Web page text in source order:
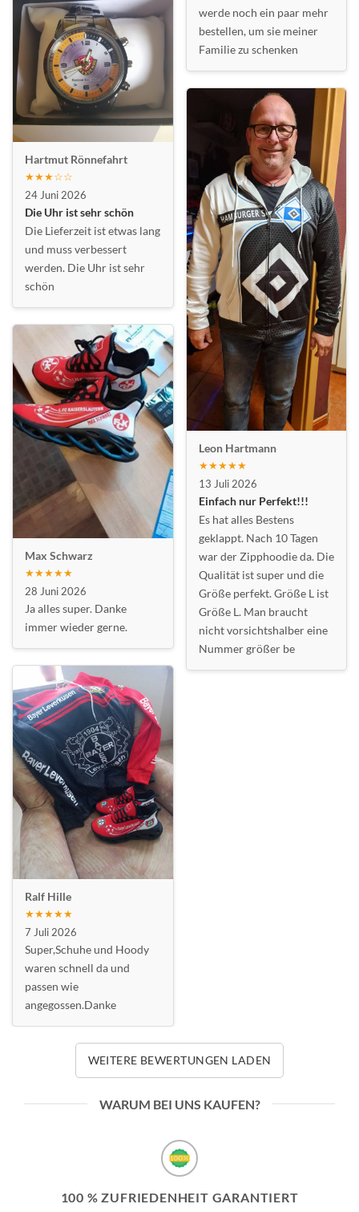
Hartmut Rönnefahrt
★★★☆☆
24 Juni 2026
Die Uhr ist sehr schön
Die Lieferzeit ist etwas lang
und muss verbessert
werden. Die Uhr ist sehr
schön
Max Schwarz
★★★★★
28 Juni 2026
Ja alles super. Danke
immer wieder gerne.
Ralf Hille
★★★★★
7 Juli 2026
Super,Schuhe und Hoody
waren schnell da und
passen wie
angegossen.Danke
werde noch ein paar mehr
bestellen, um sie meiner
Familie zu schenken
Leon Hartmann
★★★★★
13 Juli 2026
Einfach nur Perfekt!!!
Es hat alles Bestens
geklappt. Nach 10 Tagen
war der Zipphoodie da. Die
Qualität ist super und die
Größe perfekt. Größe L ist
Größe L. Man braucht
nicht vorsichtshalber eine
Nummer größer be
WEITERE BEWERTUNGEN LADEN
WARUM BEI UNS KAUFEN?
100 % ZUFRIEDENHEIT GARANTIERT